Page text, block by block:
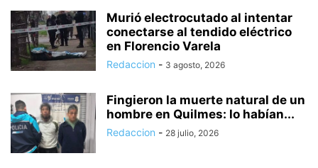
Murió electrocutado al intentar
conectarse al tendido eléctrico
en Florencio Varela
Redaccion - 3 agosto, 2026
Fingieron la muerte natural de un
hombre en Quilmes: lo habían...
Redaccion - 28 julio, 2026